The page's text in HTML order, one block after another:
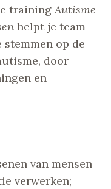
training Autisme
helpt je team
op de
door
en
van mensen
verwerken;